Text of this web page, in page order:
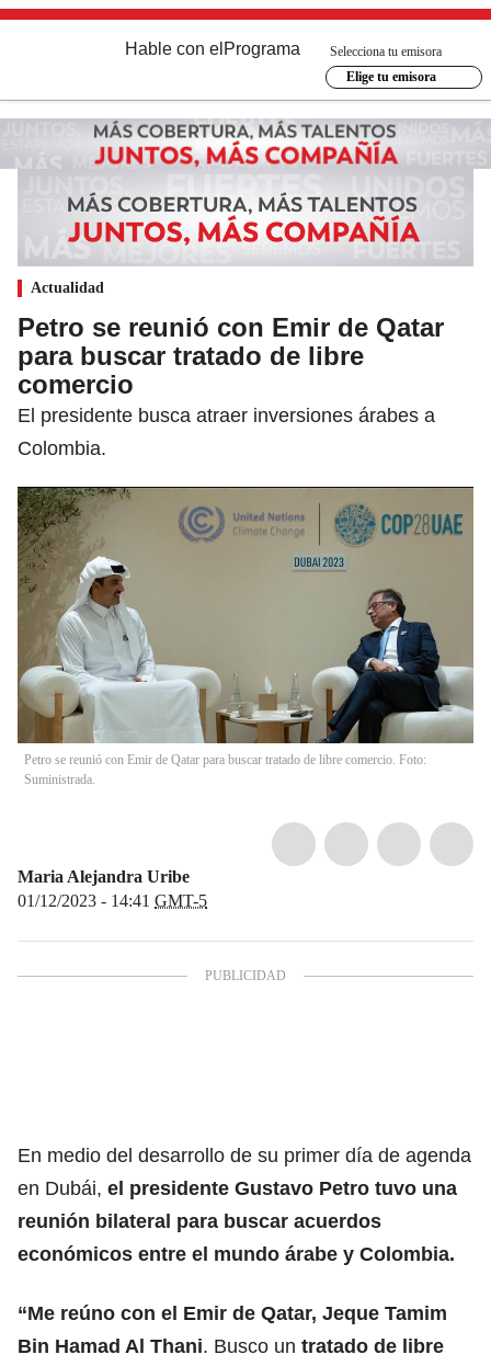
Hable con el Programa
Selecciona tu emisora
Elige tu emisora
Actualidad
Petro se reunió con Emir de Qatar
para buscar tratado de libre
comercio
El presidente busca atraer inversiones árabes a
Colombia.
Petro se reunió con Emir de Qatar para buscar tratado de libre comercio. Foto:
Suministrada.
Maria Alejandra Uribe
01/12/2023 - 14:41 GMT-5
En medio del desarrollo de su primer día de agenda
en Dubái, el presidente Gustavo Petro tuvo una
reunión bilateral para buscar acuerdos
económicos entre el mundo árabe y Colombia.
“Me reúno con el Emir de Qatar, Jeque Tamim
Bin Hamad Al Thani. Busco un tratado de libre